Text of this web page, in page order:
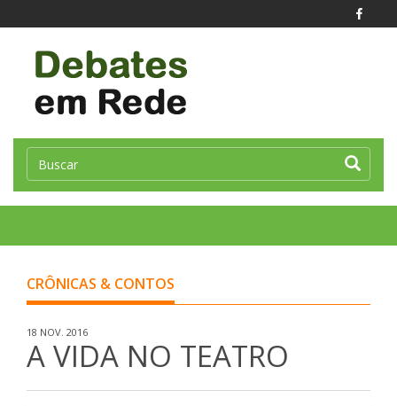
CRÔNICAS & CONTOS
18 NOV. 2016
A VIDA NO TEATRO